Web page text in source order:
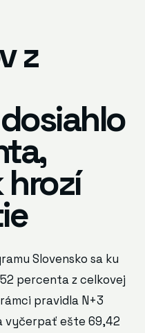
z
Slovensko sa ku
percenta z celkovej
pravidla N+3
vyčerpať ešte 69,42